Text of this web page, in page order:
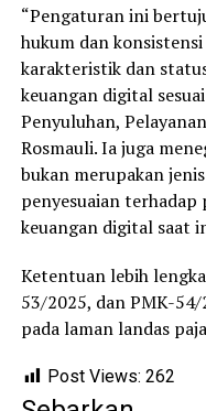
“Pengaturan ini
hukum dan
karakteristik dan
keuangan digital
Penyuluhan,
Rosmauli. Ia juga
bukan merupakan
penyesuaian terhadap
keuangan digital saat
Ketentuan lebih
53/2025, dan PMK-
pada laman landas
Post Views: 262